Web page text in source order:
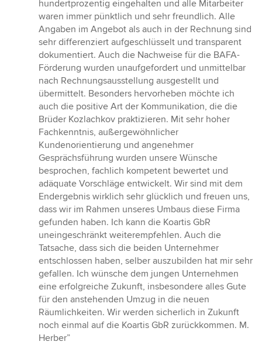
hundertprozentig eingehalten und alle Mitarbeiter
waren immer pünktlich und sehr freundlich. Alle
Angaben im Angebot als auch in der Rechnung sind
sehr differenziert aufgeschlüsselt und transparent
dokumentiert. Auch die Nachweise für die BAFA-
Förderung wurden unaufgefordert und unmittelbar
nach Rechnungsausstellung ausgestellt und
übermittelt. Besonders hervorheben möchte ich
auch die positive Art der Kommunikation, die die
Brüder Kozlachkov praktizieren. Mit sehr hoher
Fachkenntnis, außergewöhnlicher
Kundenorientierung und angenehmer
Gesprächsführung wurden unsere Wünsche
besprochen, fachlich kompetent bewertet und
adäquate Vorschläge entwickelt. Wir sind mit dem
Endergebnis wirklich sehr glücklich und freuen uns,
dass wir im Rahmen unseres Umbaus diese Firma
gefunden haben. Ich kann die Koartis GbR
uneingeschränkt weiterempfehlen. Auch die
Tatsache, dass sich die beiden Unternehmer
entschlossen haben, selber auszubilden hat mir sehr
gefallen. Ich wünsche dem jungen Unternehmen
eine erfolgreiche Zukunft, insbesondere alles Gute
für den anstehenden Umzug in die neuen
Räumlichkeiten. Wir werden sicherlich in Zukunft
noch einmal auf die Koartis GbR zurückkommen. M.
Herber”